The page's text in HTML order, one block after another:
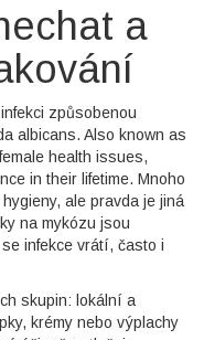
a
infekci způsobenou
albicans. Also known as
health issues,
in their lifetime. Mnoho
ale pravda je jiná
na mykózu jsou
infekce vrátí, často i
skupin: lokální a
krémy nebo výplachy